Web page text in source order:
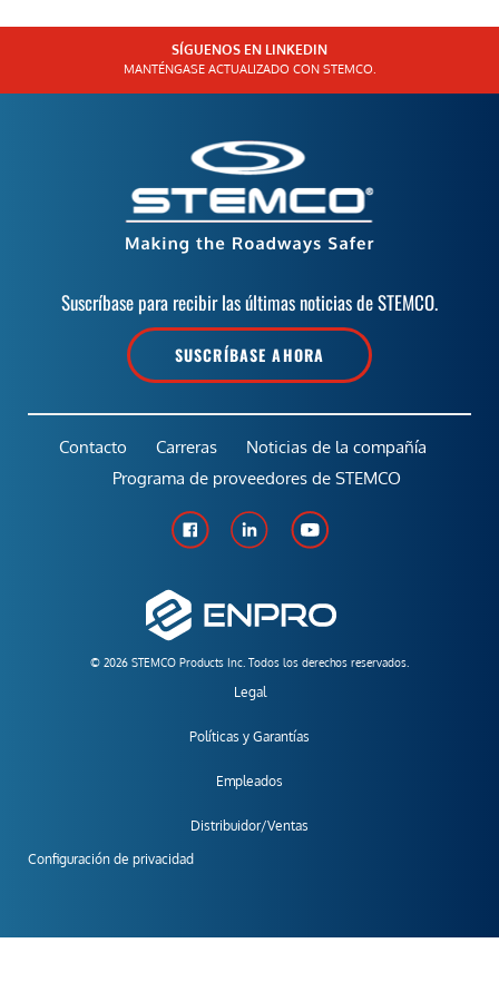
SÍGUENOS EN LINKEDIN
MANTÉNGASE ACTUALIZADO CON STEMCO.
Suscríbase para recibir las últimas noticias de STEMCO.
SUSCRÍBASE AHORA
© 2026 STEMCO Products Inc. Todos los derechos reservados.
Legal
Políticas y Garantías
Empleados
Distribuidor/Ventas
Configuración de privacidad
Contacto Carreras
Noticias de la compañía
Programa de proveedores de STEMCO